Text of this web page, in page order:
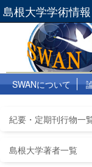
島根大学学術情
SWANについて
紀要・定期刊行物一
島根大学著者一覧